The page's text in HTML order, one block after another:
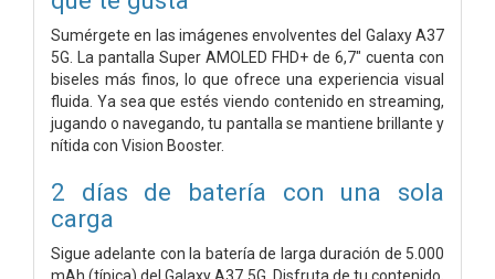
Sumérgete en las imágenes envolventes del Galaxy A37
5G. La pantalla Super AMOLED FHD+ de 6,7" cuenta con
biseles más finos, lo que ofrece una experiencia visual
fluida. Ya sea que estés viendo contenido en streaming,
jugando o navegando, tu pantalla se mantiene brillante y
nítida con Vision Booster.
2 días de batería con una sola
carga
Sigue adelante con la batería de larga duración de 5.000
mAh (típica) del Galaxy A37 5G. Disfruta de tu contenido,